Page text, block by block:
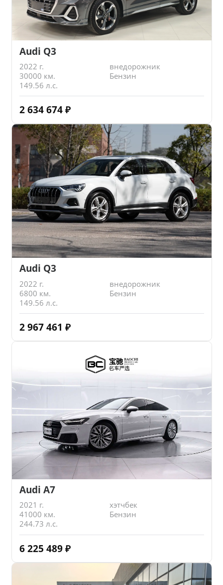
Audi Q3
2022 г.
внедорожник
30000 км.
Бензин
149.56 л.с.
2 634 674 ₽
Audi Q3
2022 г.
внедорожник
6800 км.
Бензин
149.56 л.с.
2 967 461 ₽
Audi A7
2021 г.
хэтчбек
41000 км.
Бензин
244.73 л.с.
6 225 489 ₽